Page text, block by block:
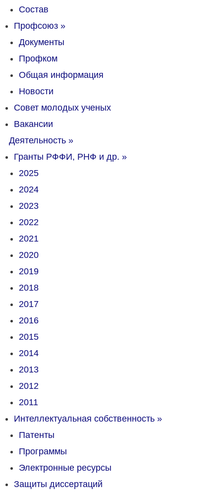
Состав
Профсоюз »
Документы
Профком
Общая информация
Новости
Совет молодых ученых
Вакансии
Деятельность »
Гранты РФФИ, РНФ и др. »
2025
2024
2023
2022
2021
2020
2019
2018
2017
2016
2015
2014
2013
2012
2011
Интеллектуальная собственность »
Патенты
Программы
Электронные ресурсы
Защиты диссертаций